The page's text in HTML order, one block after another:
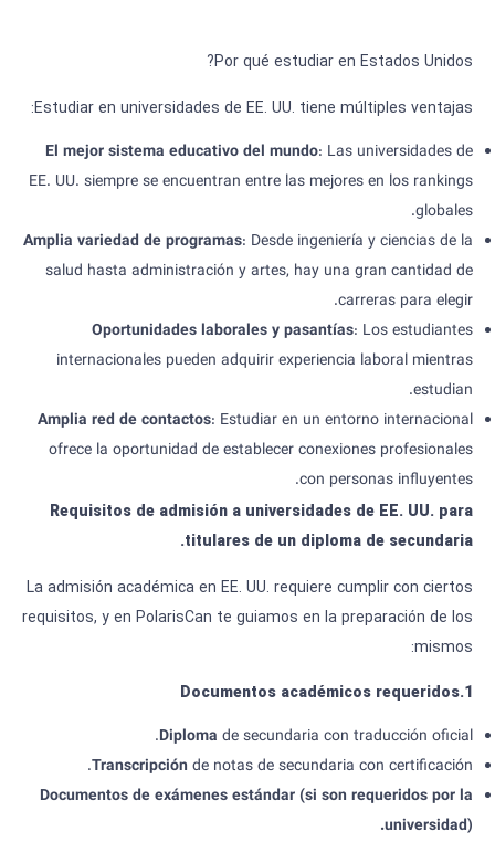
Por qué estudiar en Estados Unidos?
Estudiar en universidades de EE. UU. tiene múltiples ventajas:
El mejor sistema educativo del mundo: Las universidades de
EE. UU. siempre se encuentran entre las mejores en los rankings
globales.
Amplia variedad de programas: Desde ingeniería y ciencias de la
salud hasta administración y artes, hay una gran cantidad de
carreras para elegir.
Oportunidades laborales y pasantías: Los estudiantes
internacionales pueden adquirir experiencia laboral mientras
estudian.
Amplia red de contactos: Estudiar en un entorno internacional
ofrece la oportunidad de establecer conexiones profesionales
con personas influyentes.
Requisitos de admisión a universidades de EE. UU. para
titulares de un diploma de secundaria.
La admisión académica en EE. UU. requiere cumplir con ciertos
requisitos, y en PolarisCan te guiamos en la preparación de los
mismos:
1
.
Documentos académicos requeridos
Diplomade secundaria con traducción oficial.
Transcripciónde notas de secundaria con certificación.
Documentos de exámenes estándar (si son requeridos por la
universidad).